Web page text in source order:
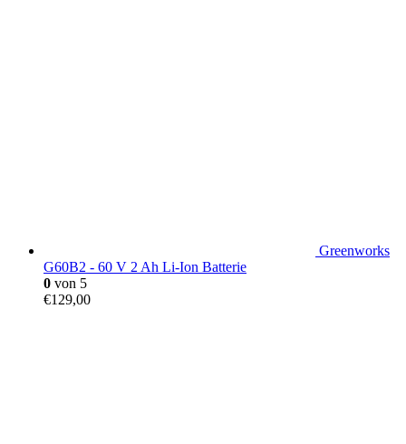
Greenworks
G60B2 - 60 V 2 Ah Li-Ion Batterie
0 von 5
€129,00